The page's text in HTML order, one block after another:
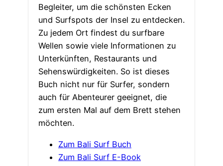
Begleiter, um die schönsten Ecken
und Surfspots der Insel zu entdecken.
Zu jedem Ort findest du surfbare
Wellen sowie viele Informationen zu
Unterkünften, Restaurants und
Sehenswürdigkeiten. So ist dieses
Buch nicht nur für Surfer, sondern
auch für Abenteurer geeignet, die
zum ersten Mal auf dem Brett stehen
möchten.
Zum Bali Surf Buch
Zum Bali Surf E-Book